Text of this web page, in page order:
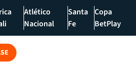
Atlético
Nacional
Santa
Fe
Copa
BetPlay